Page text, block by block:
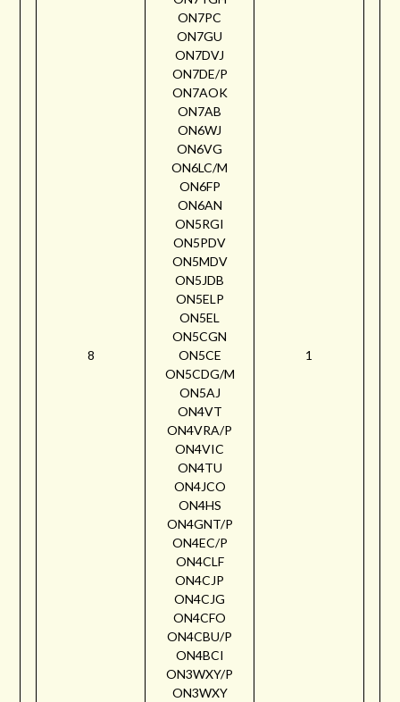
8
ON7PC
ON7GU
ON7DVJ
ON7DE/P
ON7AOK
ON7AB
ON6WJ
ON6VG
ON6LC/M
ON6FP
ON6AN
ON5RGI
ON5PDV
ON5MDV
ON5JDB
ON5ELP
ON5EL
ON5CGN
ON5CE
ON5CDG/M
ON5AJ
ON4VT
ON4VRA/P
ON4VIC
ON4TU
ON4JCO
ON4HS
ON4GNT/P
ON4EC/P
ON4CLF
ON4CJP
ON4CJG
ON4CFO
ON4CBU/P
ON4BCI
ON3WXY/P
ON3WXY
1